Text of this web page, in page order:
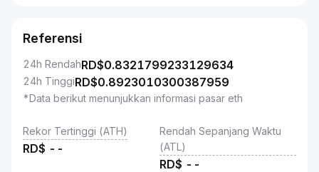
Referensi
24h RendahRD$0.8321799233129634
24h TinggiRD$0.8923010300387959
*Data berikut menunjukkan informasi pasar eth
Rekor Tertinggi (ATH)
RD$ --
Rendah Sepanjang Waktu
(ATL)
RD$ --